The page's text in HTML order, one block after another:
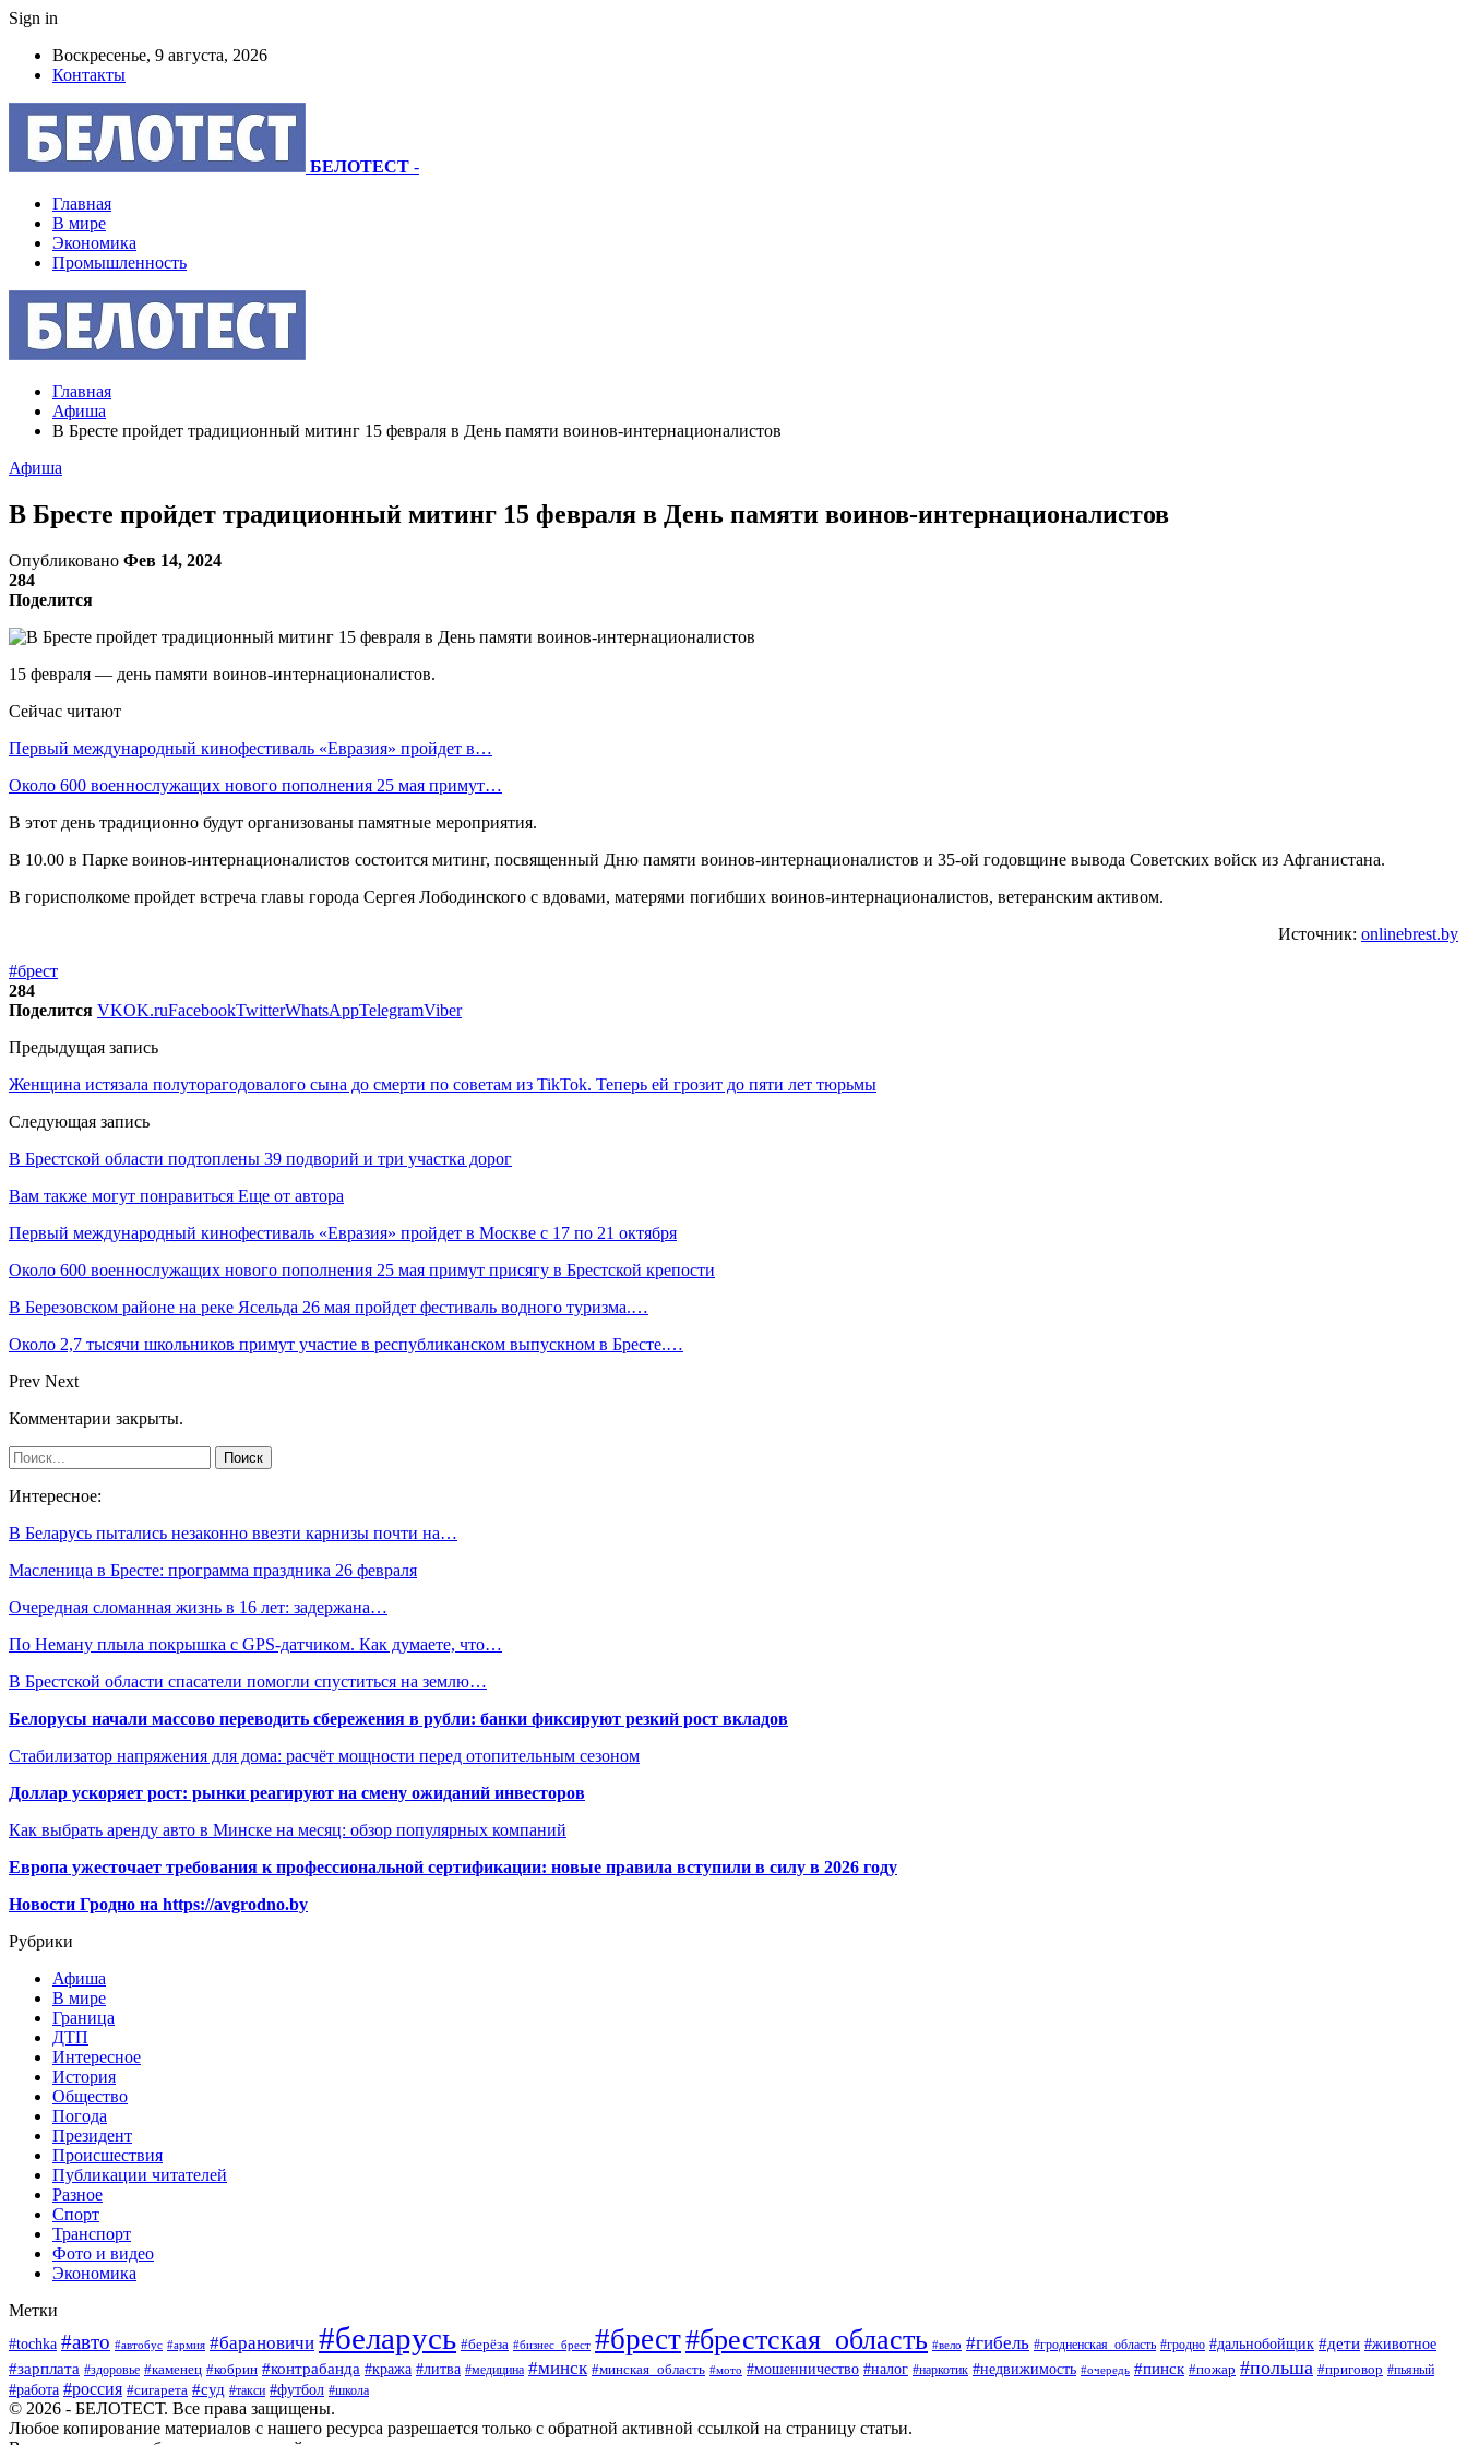
Sign in
Воскресенье, 9 августа, 2026
Контакты
БЕЛОТЕСТ -
Главная
В мире
Экономика
Промышленность
Главная
Афиша
В Бресте пройдет традиционный митинг 15 февраля в День памяти воинов-интернационалистов
Афиша
В Бресте пройдет традиционный митинг 15 февраля в День памяти воинов-интернационалистов
Опубликовано Фев 14, 2024
284
Поделится
15 февраля — день памяти воинов-интернационалистов.
Сейчас читают
Первый международный кинофестиваль «Евразия» пройдет в…
Около 600 военнослужащих нового пополнения 25 мая примут…
В этот день традиционно будут организованы памятные мероприятия.
В 10.00 в Парке воинов-интернационалистов состоится митинг, посвященный Дню памяти воинов-интернационалистов и 35-ой годовщине вывода Советских войск из Афганистана.
В горисполкоме пройдет встреча главы города Сергея Лободинского с вдовами, матерями погибших воинов-интернационалистов, ветеранским активом.
Источник: onlinebrest.by
#брест
284
Поделится VKOK.ruFacebookTwitterWhatsAppTelegramViber
Предыдущая запись
Женщина истязала полуторагодовалого сына до смерти по советам из TikTok. Теперь ей грозит до пяти лет тюрьмы
Следующая запись
В Брестской области подтоплены 39 подворий и три участка дорог
Вам также могут понравиться Еще от автора
Первый международный кинофестиваль «Евразия» пройдет в Москве с 17 по 21 октября
Около 600 военнослужащих нового пополнения 25 мая примут присягу в Брестской крепости
В Березовском районе на реке Ясельда 26 мая пройдет фестиваль водного туризма.…
Около 2,7 тысячи школьников примут участие в республиканском выпускном в Бресте.…
Prev Next
Комментарии закрыты.
Интересное:
В Беларусь пытались незаконно ввезти карнизы почти на…
Масленица в Бресте: программа праздника 26 февраля
Очередная сломанная жизнь в 16 лет: задержана…
По Неману плыла покрышка с GPS-датчиком. Как думаете, что…
В Брестской области спасатели помогли спуститься на землю…
Белорусы начали массово переводить сбережения в рубли: банки фиксируют резкий рост вкладов
Стабилизатор напряжения для дома: расчёт мощности перед отопительным сезоном
Доллар ускоряет рост: рынки реагируют на смену ожиданий инвесторов
Как выбрать аренду авто в Минске на месяц: обзор популярных компаний
Европа ужесточает требования к профессиональной сертификации: новые правила вступили в силу в 2026 году
Новости Гродно на https://avgrodno.by
Рубрики
Афиша
В мире
Граница
ДТП
Интересное
История
Общество
Погода
Президент
Происшествия
Публикации читателей
Разное
Спорт
Транспорт
Фото и видео
Экономика
Метки
#tochka #авто #автобус #армия #барановичи #беларусь #берёза #бизнес_брест #брест#брестская_область #вело #гибель #гродненская_область #гродно #дальнобойщик #дети #животное
#зарплата #здоровье #каменец #кобрин #контрабанда #кража #литва #медицина #минск #минская_область #мото #мошенничество #налог #наркотик #недвижимость #очередь #пинск #пожар #польша #приговор #пьяный
#работа #россия #сигарета #суд #такси #футбол #школа
© 2026 - БЕЛОТЕСТ. Все права защищены.
Любое копирование материалов с нашего ресурса разрешается только с обратной активной ссылкой на страницу статьи.